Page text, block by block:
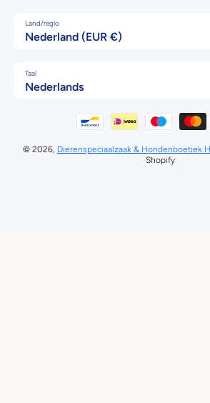
Land/regio
Nederland (EUR €)
Taal
Nederlands
© 2026, Dierenspeciaalzaak & Hondenboetiek
Shopify